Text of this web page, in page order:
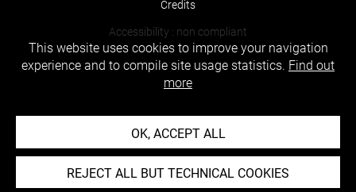
Credits
Accessibility : non compliant
This website uses cookies to improve your navigation
experience and to compile site usage statistics. Find out
more
OK, ACCEPT ALL
REJECT ALL BUT TECHNICAL COOKIES